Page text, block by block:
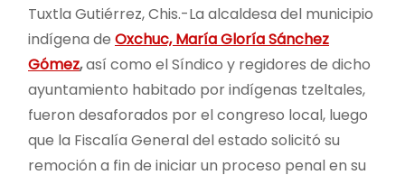
Tuxtla Gutiérrez, Chis.-La alcaldesa del municipio
indígena de Oxchuc, María Gloría Sánchez
Gómez,así como el Síndico y regidores de dicho
ayuntamiento habitado por indígenas tzeltales,
fueron desaforados por el congreso local, luego
que la Fiscalía General del estado solicitó su
remoción a fin de iniciar un proceso penal en su